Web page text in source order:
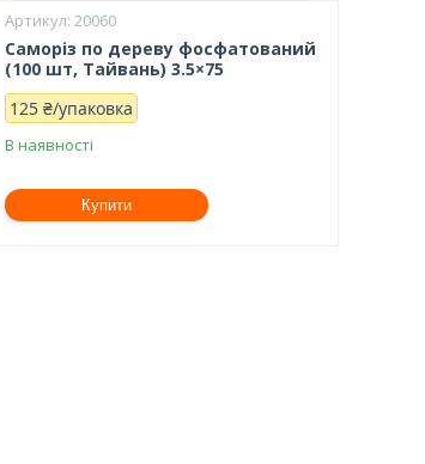
20060
Саморіз по дереву фосфатований
(100 шт, Тайвань) 3.5×75
125 ₴/упаковка
В наявності
Купити